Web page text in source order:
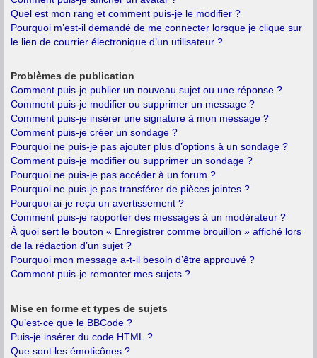
Quel est mon rang et comment puis-je le modifier ?
Pourquoi m’est-il demandé de me connecter lorsque je clique sur
le lien de courrier électronique d’un utilisateur ?
Problèmes de publication
Comment puis-je publier un nouveau sujet ou une réponse ?
Comment puis-je modifier ou supprimer un message ?
Comment puis-je insérer une signature à mon message ?
Comment puis-je créer un sondage ?
Pourquoi ne puis-je pas ajouter plus d’options à un sondage ?
Comment puis-je modifier ou supprimer un sondage ?
Pourquoi ne puis-je pas accéder à un forum ?
Pourquoi ne puis-je pas transférer de pièces jointes ?
Pourquoi ai-je reçu un avertissement ?
Comment puis-je rapporter des messages à un modérateur ?
À quoi sert le bouton « Enregistrer comme brouillon » affiché lors
de la rédaction d’un sujet ?
Pourquoi mon message a-t-il besoin d’être approuvé ?
Comment puis-je remonter mes sujets ?
Mise en forme et types de sujets
Qu’est-ce que le BBCode ?
Puis-je insérer du code HTML ?
Que sont les émoticônes ?